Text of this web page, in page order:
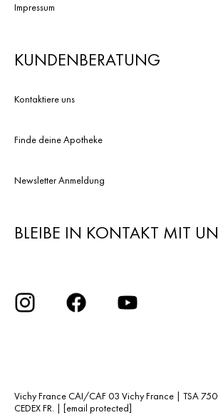
Impressum
KUNDENBERATUNG
Kontaktiere uns
Finde deine Apotheke
Newsletter Anmeldung
BLEIBE IN KONTAKT MIT
Vichy France CAI/CAF 03 Vichy France | TSA
CEDEX FR. | [email protected]